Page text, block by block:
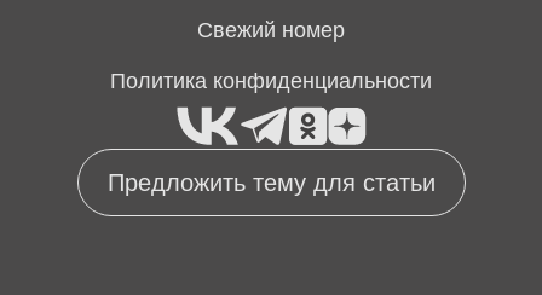
Предложить тему для статьи
Свежий номер
Политика конфиденциальности